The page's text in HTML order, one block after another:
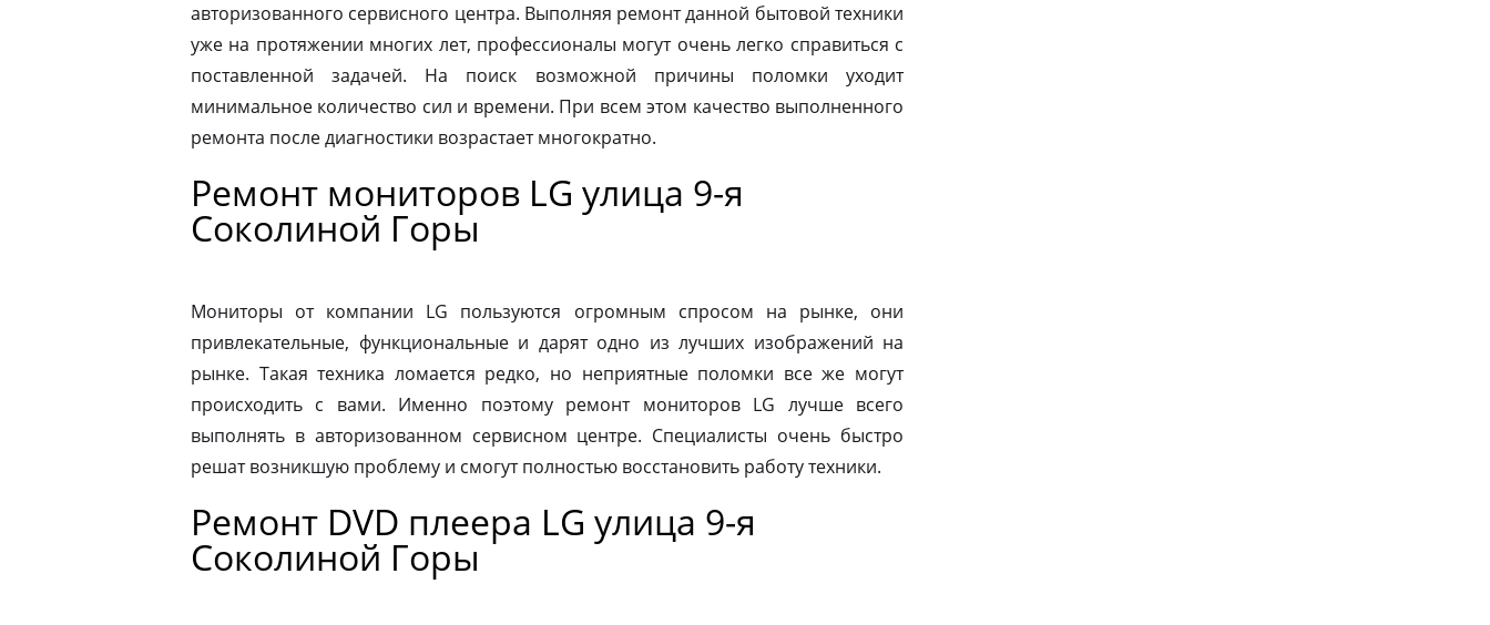
авторизованного сервисного центра. Выполняя ремонт данной бытовой техники
уже на протяжении многих лет, профессионалы могут очень легко справиться с
поставленной задачей. На поиск возможной причины поломки уходит
минимальное количество сил и времени. При всем этом качество выполненного
ремонта после диагностики возрастает многократно.
Ремонт мониторов LG улица 9-я
Соколиной Горы
Мониторы от компании LG пользуются огромным спросом на рынке, они
привлекательные, функциональные и дарят одно из лучших изображений на
рынке. Такая техника ломается редко, но неприятные поломки все же могут
происходить с вами. Именно поэтому ремонт мониторов LG лучше всего
выполнять в авторизованном сервисном центре. Специалисты очень быстро
решат возникшую проблему и смогут полностью восстановить работу техники.
Ремонт DVD плеера LG улица 9-я
Соколиной Горы